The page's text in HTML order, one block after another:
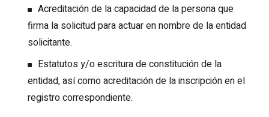
Acreditación de la capacidad de la persona que
firma la solicitud para actuar en nombre de la entidad
solicitante.
Estatutos y/o escritura de constitución de la
entidad, así como acreditación de la inscripción en el
registro correspondiente.